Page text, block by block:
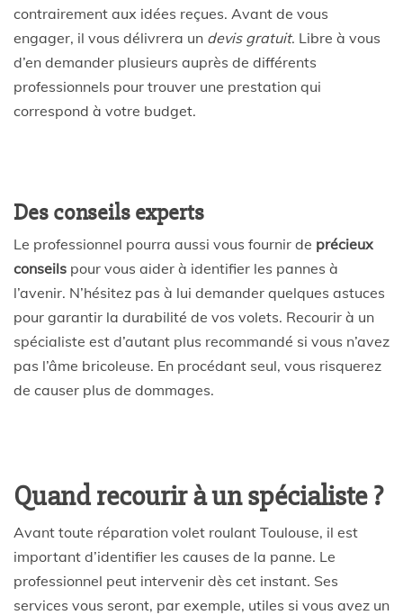
contrairement aux idées reçues. Avant de vous
engager, il vous délivrera un devis gratuit. Libre à vous
d’en demander plusieurs auprès de différents
professionnels pour trouver une prestation qui
correspond à votre budget.
Des conseils experts
Le professionnel pourra aussi vous fournir de précieux
conseils pour vous aider à identifier les pannes à
l’avenir. N’hésitez pas à lui demander quelques astuces
pour garantir la durabilité de vos volets. Recourir à un
spécialiste est d’autant plus recommandé si vous n’avez
pas l’âme bricoleuse. En procédant seul, vous risquerez
de causer plus de dommages.
Quand recourir à un spécialiste ?
Avant toute réparation volet roulant Toulouse, il est
important d’identifier les causes de la panne. Le
professionnel peut intervenir dès cet instant. Ses
services vous seront, par exemple, utiles si vous avez un